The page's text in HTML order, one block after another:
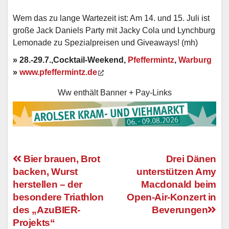
Wem das zu lange Wartezeit ist: Am 14. und 15. Juli ist
große Jack Daniels Party mit Jacky Cola und Lynchburg
Lemonade zu Spezialpreisen und Giveaways! (mh)
» 28.-29.7.,Cocktail-Weekend, Pfeffermintz, Warburg
» www.pfeffermintz.de
Ww enthält Banner + Pay-Links
Beitragsnavigation
Drei Dänen
unterstützen Amy
Macdonald beim
Open-Air-Konzert in
Beverungen
Bier brauen, Brot
backen, Wurst
herstellen – der
besondere Triathlon
des „AzuBIER-
Projekts“